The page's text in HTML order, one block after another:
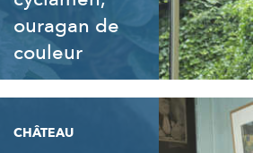
ouragan de
couleur
CHÂTEAU